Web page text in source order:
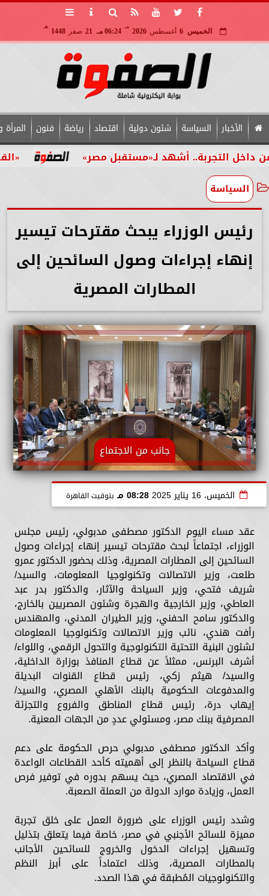
الخميس 6 أغسطس 2026
مـ
06:24 مـ 21 صفر 1448
هـ
الأخبار السياسة شئون دولية اقتصاد رياضة فنون
«القومي أشهد لـ«مستقبل مصر»
السياسة
رئيس الوزراء يبحث مقترحات تيسير
إنهاء إجراءات وصول السائحين إلى
المطارات المصرية
جانب من الاجتماع
الخميس، 16 يناير 2025 08:28 مـ بتوقيت القاهرة
عقد مساء اليوم الدكتور مصطفى مدبولي، رئيس مجلس
الوزراء، اجتماعاً لبحث مقترحات تيسير إنهاء إجراءات وصول
السائحين إلى المطارات المصرية، وذلك بحضور الدكتور عمرو
طلعت، وزير الاتصالات وتكنولوجيا المعلومات، والسيد/
شريف فتحي، وزير السياحة والآثار، والدكتور بدر عبد
العاطي، وزير الخارجية والهجرة وشئون المصريين بالخارج،
والدكتور سامح الحفني، وزير الطيران المدني، والمهندس
رأفت هندي، نائب وزير الاتصالات وتكنولوجيا المعلومات
لشئون البنية التحتية التكنولوجية والتحول الرقمي، واللواء/
أشرف البرنس، ممثلاً عن قطاع المنافذ بوزارة الداخلية،
والسيد/ هيثم زكي، رئيس قطاع القنوات البديلة
والمدفوعات الحكومية بالبنك الأهلي المصري، والسيد/
إيهاب درة، رئيس قطاع المناطق والفروع والتجزئة
المصرفية ببنك مصر، ومسئولي عددٍ من الجهات المعنية.
وأكد الدكتور مصطفى مدبولي حرص الحكومة على دعم
قطاع السياحة بالنظر إلى أهميته كأحد القطاعات الواعدة
في الاقتصاد المصري، حيث يسهم بدوره في توفير فرص
العمل، وزيادة موارد الدولة من العملة الصعبة.
وشدد رئيس الوزراء على ضرورة العمل على خلق تجربة
مميزة للسائح الأجنبي في مصر، خاصة فيما يتعلق بتذليل
وتسهيل إجراءات الدخول والخروج للسائحين الأجانب
بالمطارات المصرية، وذلك اعتماداً على أبرز النظم
والتكنولوجيات المُطبقة في هذا الصدد.